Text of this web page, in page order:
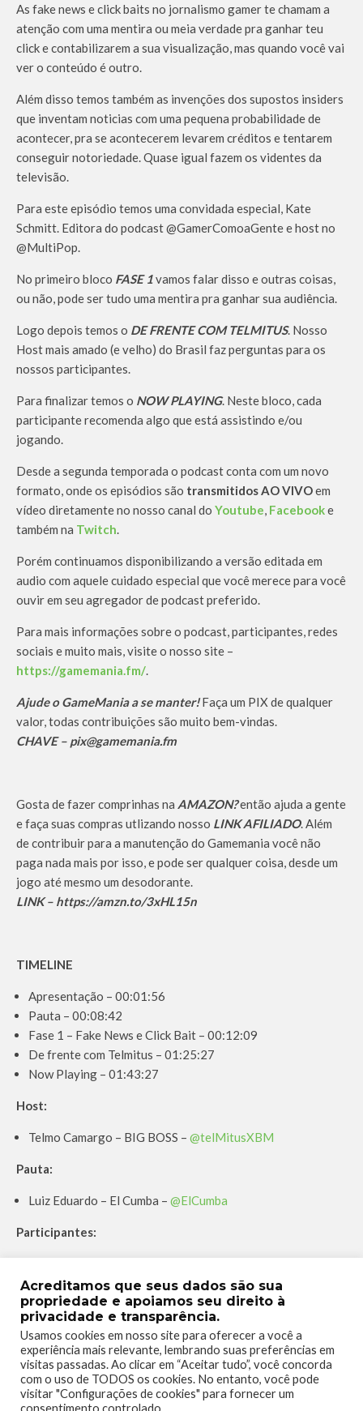
As fake news e click baits no jornalismo gamer te chamam a
atenção com uma mentira ou meia verdade pra ganhar teu
click e contabilizarem a sua visualização, mas quando você vai
ver o conteúdo é outro.
Além disso temos também as invenções dos supostos insiders
que inventam noticias com uma pequena probabilidade de
acontecer, pra se acontecerem levarem créditos e tentarem
conseguir notoriedade. Quase igual fazem os videntes da
televisão.
Para este episódio temos uma convidada especial, Kate
Schmitt. Editora do podcast @GamerComoaGente e host no
@MultiPop.
No primeiro bloco FASE 1vamos falar disso e outras coisas,
ou não, pode ser tudo uma mentira pra ganhar sua audiência.
Logo depois temos o DE FRENTE COM TELMITUS. Nosso
Host mais amado (e velho) do Brasil faz perguntas para os
nossos participantes.
Para finalizar temos o NOW PLAYING. Neste bloco, cada
participante recomenda algo que está assistindo e/ou
jogando.
Desde a segunda temporada o podcast conta com um novo
formato, onde os episódios são transmitidos AO VIVOem
vídeo diretamente no nosso canal do Youtube, Facebooke
também na Twitch.
Porém continuamos disponibilizando a versão editada em
audio com aquele cuidado especial que você merece para você
ouvir em seu agregador de podcast preferido.
Para mais informações sobre o podcast, participantes, redes
sociais e muito mais, visite o nosso site –
https://gamemania.fm/.
Ajude o GameMania a se manter!Faça um PIX de qualquer
valor, todas contribuições são muito bem-vindas.
CHAVE – pix@gamemania.fm
Gosta de fazer comprinhas na AMAZON?então ajuda a gente
e faça suas compras utlizando nosso LINK AFILIADO. Além
de contribuir para a manutenção do Gamemania você não
paga nada mais por isso, e pode ser qualquer coisa, desde um
jogo até mesmo um desodorante.
LINK – https://amzn.to/3xHL15n
TIMELINE
Apresentação – 00:01:56
Pauta – 00:08:42
Fase 1 – Fake News e Click Bait – 00:12:09
De frente com Telmitus – 01:25:27
Now Playing – 01:43:27
Host:
Telmo Camargo – BIG BOSS – @telMitusXBM
Pauta:
Luiz Eduardo – El Cumba – @ElCumba
Participantes:
Convidada:
@kateschmitt01
PARTICIPE DO NOSSO GRUPO NO TELEGRAM
https://t.me/grupogamemania
Acreditamos que seus dados são sua
propriedade e apoiamos seu direito à
privacidade e transparência.
Usamos cookies em nosso site para oferecer a você a
experiência mais relevante, lembrando suas preferências em
visitas passadas. Ao clicar em “Aceitar tudo”, você concorda
com o uso de TODOS os cookies. No entanto, você pode
visitar "Configurações de cookies" para fornecer um
consentimento controlado.